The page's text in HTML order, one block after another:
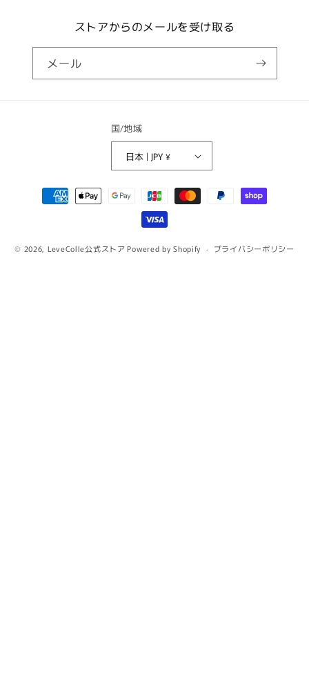
ストアからのメールを受け取る
メール
国/地域
日本 | JPY ¥
法
© 2026, LeveColle公式ストア Powered by Shopify プライバシーポリシー